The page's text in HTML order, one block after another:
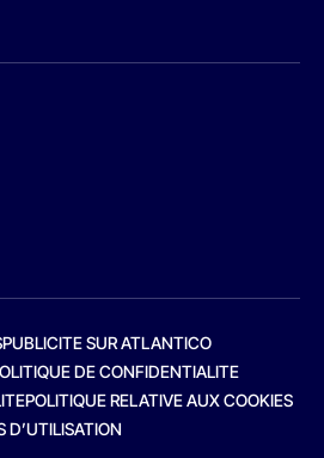
PUBLICITE SUR ATLANTICO
DE CONFIDENTIALITE
POLITIQUE RELATIVE AUX COOKIES
D’UTILISATION